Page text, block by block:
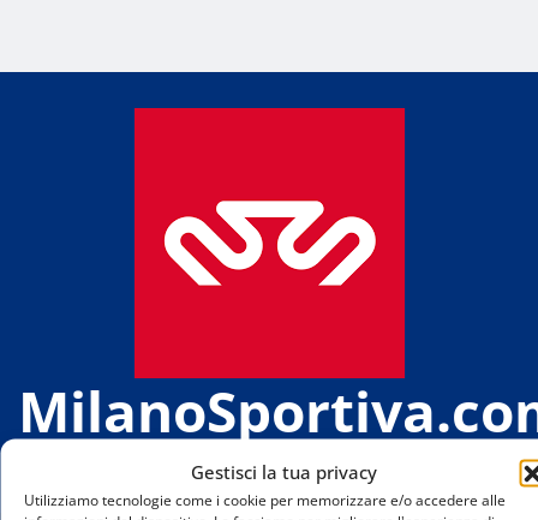
Gestisci la tua privacy
Utilizziamo tecnologie come i cookie per memorizzare e/o accedere alle
Tutto lo sport di Milano e provincia